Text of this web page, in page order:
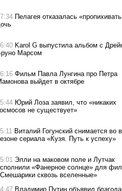
Миноуг
самом расцвете
Пелагея отказалась
Karol G выпустила альбом с
Марсом
Фильм Павла Лунгина про Петра
выйдет в октябре
Юрий Лоза заявил, что «никаких
не существует»
Виталий Гогунский снимается во
сериала «Кузя. Путь к успеху»
Элли на маковом поле и Лутчак
«Фанерное солнце» для
сквозь вселенные»
Владимир Путин объявил